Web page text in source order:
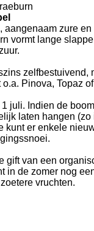
aangenaam zure
vormt lange
zelfbestuivend,
Pinova, Topaz
1 juli. Indien de
laten hangen (zo
kunt er enkele
gift van een
in de zomer nog
vruchten.